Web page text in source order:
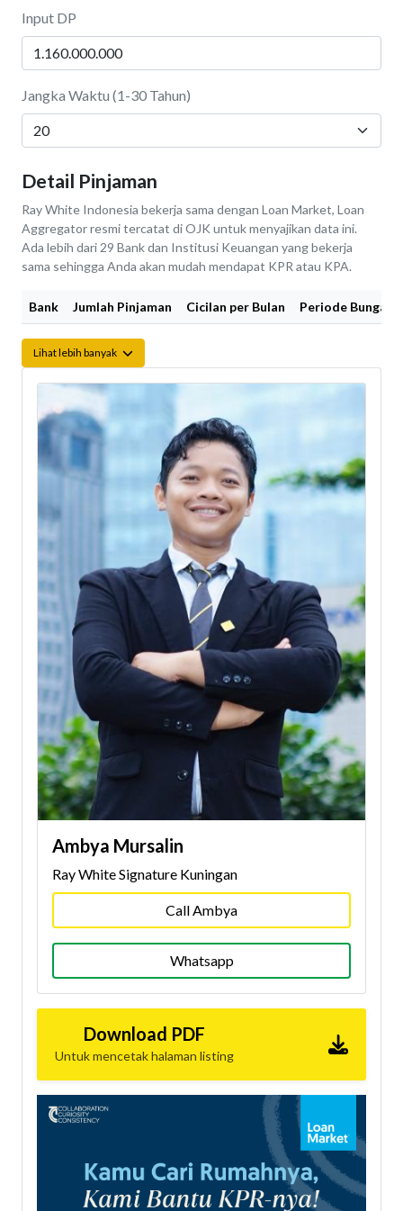
Ambya Mursalin
Ray White Signature Kuningan
Call Ambya
Whatsapp
Download PDF
Untuk mencetak halaman listing
Input DP
Jangka Waktu (1-30 Tahun)
Detail Pinjaman
Ray White Indonesia bekerja sama dengan Loan Market, Loan
Aggregator resmi tercatat di OJK untuk menyajikan data ini.
Ada lebih dari 29 Bank dan Institusi Keuangan yang bekerja
sama sehingga Anda akan mudah mendapat KPR atau KPA.
Bank Jumlah Pinjaman Cicilan per Bulan Periode Bunga
Lihat lebih banyak